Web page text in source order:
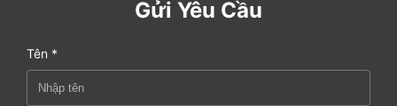
Gửi Yêu Cầu
Tên *